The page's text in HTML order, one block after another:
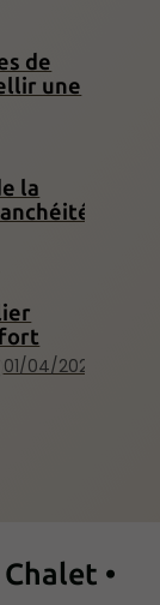
de
une
la
01/04/2026
•